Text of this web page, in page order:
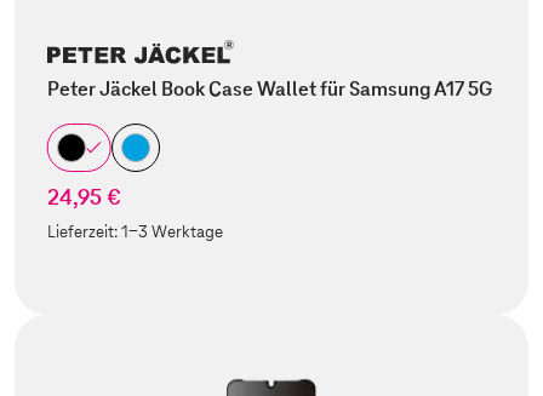
Peter Jäckel Book Case Wallet für Samsung A17 5G
24,95 €
Lieferzeit:1-3 Werktage